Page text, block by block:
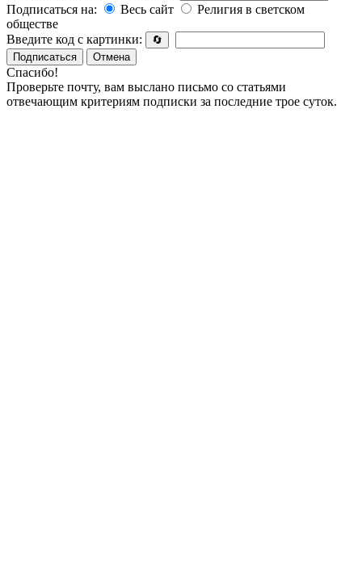
Подписаться на:
Весь сайт
Религия в светском
обществе
Введите код с картинки:
🔄
Подписаться
Отмена
Спасибо!
Проверьте почту, вам выслано письмо со статьями
отвечающим критериям подписки за последние трое суток.